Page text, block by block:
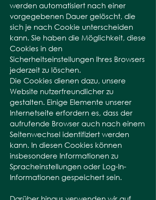
werden automatisiert nach einer
vorgegebenen Dauer gelöscht, die
sich je nach Cookie unterscheiden
kann. Sie haben die Möglichkeit, diese
Cookies in den
Sicherheitseinstellungen Ihres Browsers
jederzeit zu löschen.
Die Cookies dienen dazu, unsere
Website nutzerfreundlicher zu
gestalten. Einige Elemente unserer
Internetseite erfordern es, dass der
aufrufende Browser auch nach einem
Seitenwechsel identifiziert werden
kann. In diesen Cookies können
insbesondere Informationen zu
Spracheinstellungen oder Log-In-
Informationen gespeichert sein.